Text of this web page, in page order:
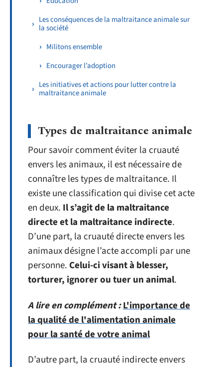
Les conséquences de la maltraitance animale sur
la société
Militons ensemble
Encourager l’adoption
Les initiatives et actions pour lutter contre la
maltraitance animale
Types de maltraitance animale
Pour savoir comment éviter la cruauté
envers les animaux, il est nécessaire de
connaître les types de maltraitance. Il
existe une classification qui divise cet acte
en deux. Il s’agit de la maltraitance
directe et la maltraitance indirecte.
D’une part, la cruauté directe envers les
animaux désigne l’acte accompli par une
personne. Celui-ci visant à blesser,
torturer, ignorer ou tuer un animal.
A lire en complément :L'importance de
la qualité de l'alimentation animale
pour la santé de votre animal
D’autre part, la cruauté indirecte envers